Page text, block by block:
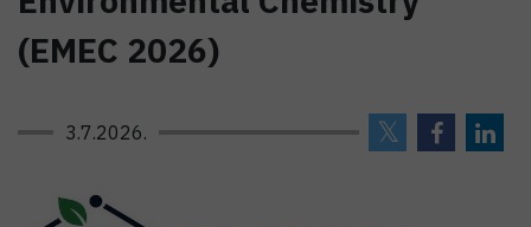
(EMEC 2026)
3.7.2026.